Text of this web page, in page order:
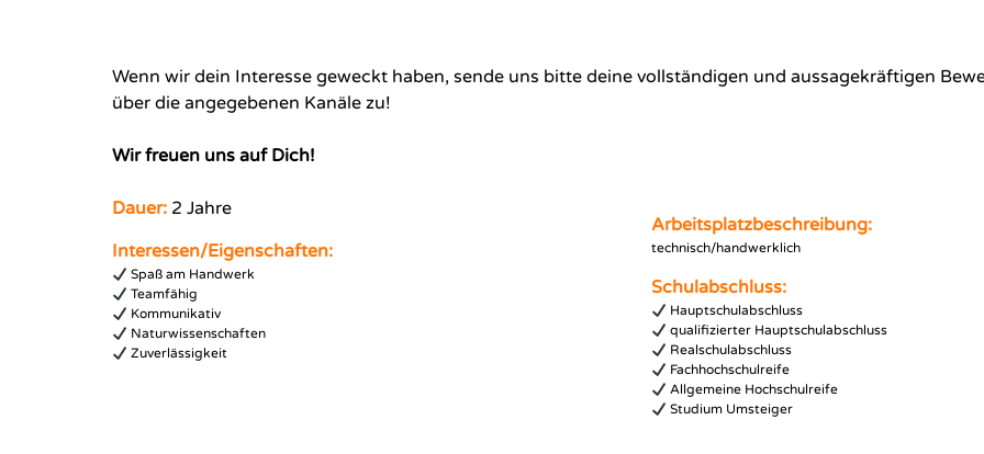
Wenn wir dein Interesse geweckt haben, sende uns bitte deine vollständigen und aussagekräftigen
über die angegebenen Kanäle zu!
Wir freuen uns auf Dich!
Arbeitsplatzbeschreibung:
technisch/handwerklich
Dauer: 2 Jahre
Interessen/Eigenschaften:
Spaß am Handwerk
Teamfähig
Kommunikativ
Naturwissenschaften
Zuverlässigkeit
Schulabschluss:
Hauptschulabschluss
qualifizierter Hauptschulabschluss
Realschulabschluss
Fachhochschulreife
Allgemeine Hochschulreife
Studium Umsteiger